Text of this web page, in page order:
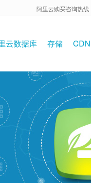
阿里云购买咨询热
云数据库 存储 CDN